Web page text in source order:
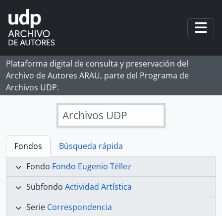
Skip to main content
Plataforma digital de consulta y preservación del
Archivo de Autores ARAU, parte del Programa de
Archivos UDP.
Archivos UDP
Fondos
Búsqueda rápida
Fondo Fondo Eugenio Téllez
Subfondo Actividad Artística
Serie Correspondencia